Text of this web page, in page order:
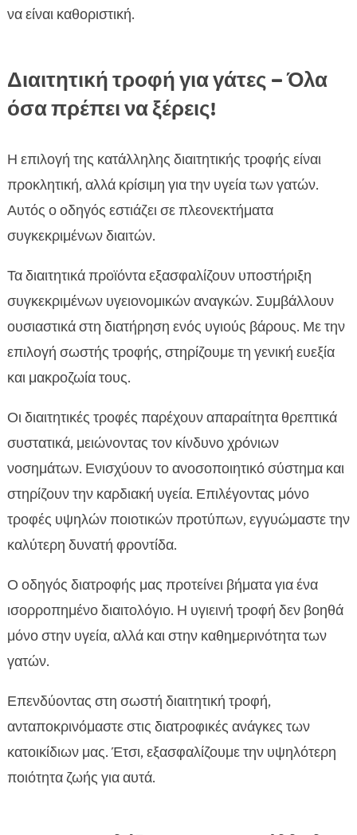
να είναι καθοριστική.
Διαιτητική τροφή για γάτες – Όλα
όσα πρέπει να ξέρεις!
Η επιλογή της κατάλληλης διαιτητικής τροφής είναι
προκλητική, αλλά κρίσιμη για την υγεία των γατών.
Αυτός ο οδηγός εστιάζει σε πλεονεκτήματα
συγκεκριμένων διαιτών.
Τα διαιτητικά προϊόντα εξασφαλίζουν υποστήριξη
συγκεκριμένων υγειονομικών αναγκών. Συμβάλλουν
ουσιαστικά στη διατήρηση ενός υγιούς βάρους. Με την
επιλογή σωστής τροφής, στηρίζουμε τη γενική ευεξία
και μακροζωία τους.
Οι διαιτητικές τροφές παρέχουν απαραίτητα θρεπτικά
συστατικά, μειώνοντας τον κίνδυνο χρόνιων
νοσημάτων. Ενισχύουν το ανοσοποιητικό σύστημα και
στηρίζουν την καρδιακή υγεία. Επιλέγοντας μόνο
τροφές υψηλών ποιοτικών προτύπων, εγγυώμαστε την
καλύτερη δυνατή φροντίδα.
Ο οδηγός διατροφής μας προτείνει βήματα για ένα
ισορροπημένο διαιτολόγιο. Η υγιεινή τροφή δεν βοηθά
μόνο στην υγεία, αλλά και στην καθημερινότητα των
γατών.
Επενδύοντας στη σωστή διαιτητική τροφή,
ανταποκρινόμαστε στις διατροφικές ανάγκες των
κατοικίδιων μας. Έτσι, εξασφαλίζουμε την υψηλότερη
ποιότητα ζωής για αυτά.